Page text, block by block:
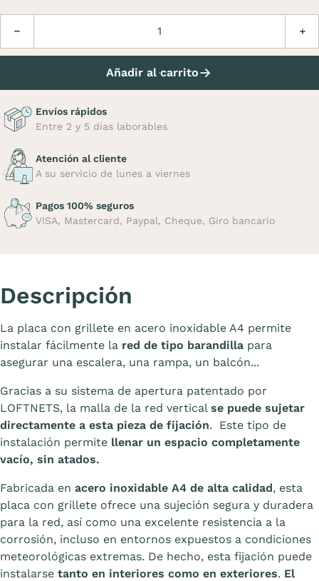
Añadir al carrito
Envíos rápidos
Entre 2 y 5 días laborables
Atención al cliente
A su servicio de lunes a viernes
Pagos 100% seguros
VISA, Mastercard, Paypal, Cheque, Giro bancario
Descripción
La placa con grillete en acero inoxidable A4 permite
instalar fácilmente la red de tipo barandilla para
asegurar una escalera, una rampa, un balcón...
Gracias a su sistema de apertura patentado por
LOFTNETS, la malla de la red vertical se puede sujetar
directamente a esta pieza de fijación. Este tipo de
instalación permite llenar un espacio completamente
vacío, sin atados.
Fabricada en acero inoxidable A4 de alta calidad, esta
placa con grillete ofrece una sujeción segura y duradera
para la red, así como una excelente resistencia a la
corrosión, incluso en entornos expuestos a condiciones
meteorológicas extremas. De hecho, esta fijación puede
instalarse tanto en interiores como en exteriores. El